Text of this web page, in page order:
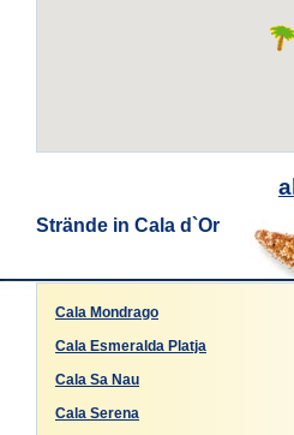
Strände in Cala d`Or
Cala Mondrago
Cala Esmeralda Platja
Cala Sa Nau
Cala Serena